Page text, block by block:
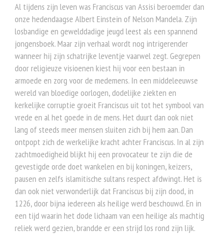
Al tijdens zijn leven was Franciscus van Assisi beroemder dan
onze hedendaagse Albert Einstein of Nelson Mandela. Zijn
losbandige en gewelddadige jeugd leest als een spannend
jongensboek. Maar zijn verhaal wordt nog intrigerender
wanneer hij zijn schatrijke leventje vaarwel zegt. Gegrepen
door religieuze visioenen kiest hij voor een bestaan in
armoede en zorg voor de medemens. In een middeleeuwse
wereld van bloedige oorlogen, dodelijke ziekten en
kerkelijke corruptie groeit Franciscus uit tot het symbool van
vrede en al het goede in de mens. Het duurt dan ook niet
lang of steeds meer mensen sluiten zich bij hem aan. Dan
ontpopt zich de werkelijke kracht achter Franciscus. In al zijn
zachtmoedigheid blijkt hij een provocateur te zijn die de
gevestigde orde doet wankelen en bij koningen, keizers,
pausen en zelfs islamitische sultans respect afdwingt. Het is
dan ook niet verwonderlijk dat Franciscus bij zijn dood, in
1226, door bijna iedereen als heilige werd beschouwd. En in
een tijd waarin het dode lichaam van een heilige als machtig
reliek werd gezien, brandde er een strijd los rond zijn lijk.